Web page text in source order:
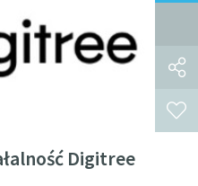
Digitree